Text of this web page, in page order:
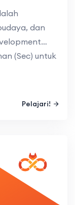
dan
(Sec) untuk
dalam
Pelajari!